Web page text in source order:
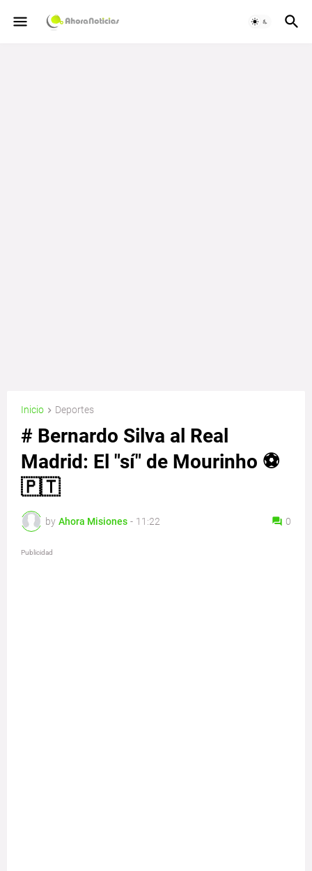
Inicio Deportes
# Bernardo Silva al Real
Madrid: El "sí" de Mourinho ⚽
🇵🇹
by Ahora Misiones - 11:22 0
Publicidad